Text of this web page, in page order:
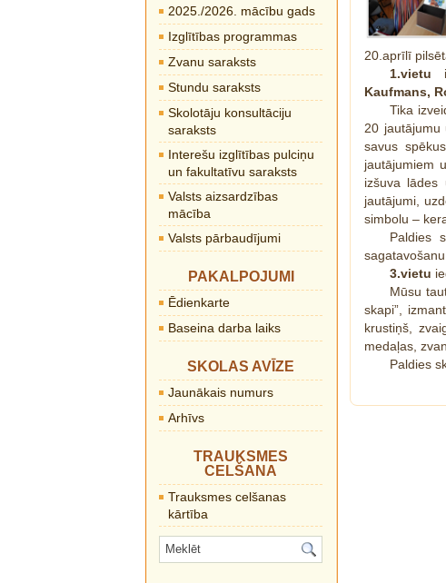
2025./2026. mācību gads
Izglītības programmas
Zvanu saraksts
Stundu saraksts
Skolotāju konsultāciju
saraksts
Interešu izglītības pulciņu
un fakultatīvu saraksts
Valsts aizsardzības
mācība
Valsts pārbaudījumi
PAKALPOJUMI
Ēdienkarte
Baseina darba laiks
SKOLAS AVĪZE
Jaunākais numurs
Arhīvs
TRAUKSMES
CELŠANA
Trauksmes celšanas
kārtība
20.aprīlī
1.vietu
Kaufmans,
Tika
20 jautājumu
savus
jautājumiem
izšuva lādes
jautājumi,
simbolu –
Paldies
3.vietu
Mūsu
skapi”,
krustiņš,
medaļas,
Paldies